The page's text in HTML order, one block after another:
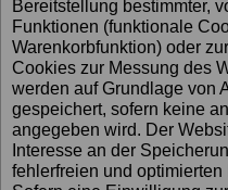
Bereitstellung bestimmter,
Funktionen (funktionale
Warenkorbfunktion) oder
Cookies zur Messung des
werden auf Grundlage von
gespeichert, sofern keine
angegeben wird. Der
Interesse an der
fehlerfreien und